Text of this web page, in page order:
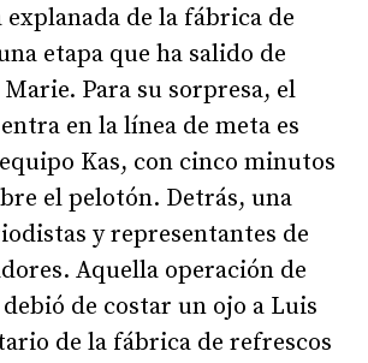
explanada de la fábrica de
etapa que ha salido de
Para su sorpresa, el
en la línea de meta es
Kas, con cinco minutos
el pelotón. Detrás, una
y representantes de
Aquella operación de
de costar un ojo a Luis
de la fábrica de refrescos